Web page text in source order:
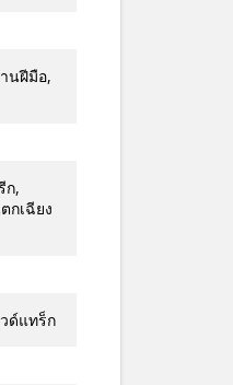
นฝีมือ,
ก,
กเฉียง
ด์แทร็ก